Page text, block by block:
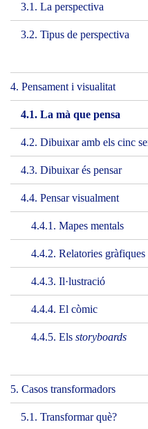
3.1. La perspectiva
3.2. Tipus de perspectiva
4. Pensament i visualitat
4.1. La mà que pensa
4.2. Dibuixar amb els cinc
4.3. Dibuixar és pensar
4.4. Pensar visualment
4.4.1. Mapes mentals
4.4.2. Relatories gràfiques
4.4.3. Il·lustració
4.4.4. El còmic
4.4.5. Els storyboards
5. Casos transformadors
5.1. Transformar què?